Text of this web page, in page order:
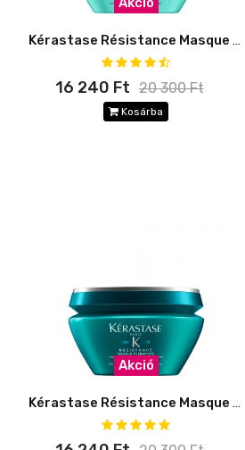
Kérastase Résistance Masque Extentioniste
16 240 Ft 20 300 Ft
Kosárba
Akció
Kérastase Résistance Masque Thérapiste